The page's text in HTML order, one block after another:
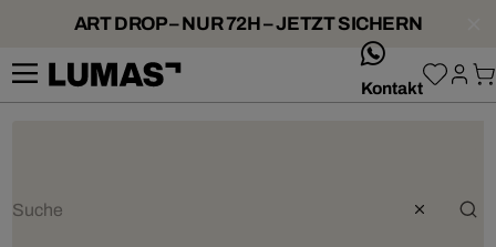
ART DROP – NUR 72H – JETZT SICHERN
Kontakt